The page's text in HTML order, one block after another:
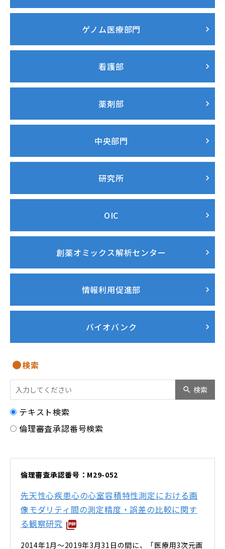
ゲノム医療部門
看護部
薬剤部
中央部門
研究所
OIC
創薬オミックス解析センター
情報利用促進部
バイオバンク
検索
検索
テキスト検索
倫理審査承認番号検索
倫理審査承認番号：M29-052
先天性心疾患心の心室容積特性測定における画
像モダリティ間の測定精度・誤差の比較に関す
る観察研究
2014年1月～2019年3月31日の間に、「医療用3次元画